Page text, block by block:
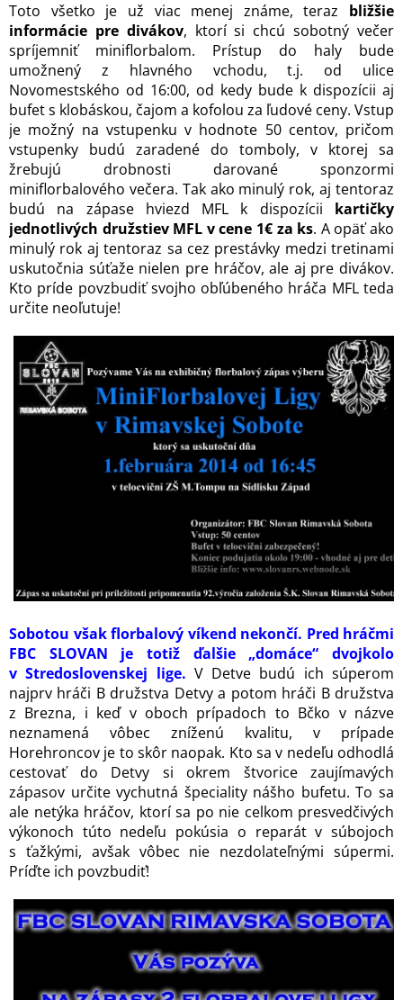
Toto všetko je už viac menej známe, teraz bližšie
informácie pre divákov, ktorí si chcú sobotný večer
spríjemniť miniflorbalom. Prístup do haly bude
umožnený z hlavného vchodu, t.j. od ulice
Novomestského od 16:00, od kedy bude k dispozícii aj
bufet s klobáskou, čajom a kofolou za ľudové ceny. Vstup
je možný na vstupenku v hodnote 50 centov, pričom
vstupenky budú zaradené do tomboly, v ktorej sa
žrebujú drobnosti darované sponzormi
miniflorbalového večera. Tak ako minulý rok, aj tentoraz
budú na zápase hviezd MFL k dispozícii kartičky
jednotlivých družstiev MFL v cene 1€ za ks. A opäť ako
minulý rok aj tentoraz sa cez prestávky medzi tretinami
uskutočnia súťaže nielen pre hráčov, ale aj pre divákov.
Kto príde povzbudiť svojho obľúbeného hráča MFL teda
určite neoľutuje!
Sobotou však florbalový víkend nekončí. Pred hráčmi
FBC SLOVAN je totiž ďalšie „domáce“ dvojkolo
v Stredoslovenskej lige. V Detve budú ich súperom
najprv hráči B družstva Detvy a potom hráči B družstva
z Brezna, i keď v oboch prípadoch to Bčko v názve
neznamená vôbec zníženú kvalitu, v prípade
Horehroncov je to skôr naopak. Kto sa v nedeľu odhodlá
cestovať do Detvy si okrem štvorice zaujímavých
zápasov určite vychutná špeciality nášho bufetu. To sa
ale netýka hráčov, ktorí sa po nie celkom presvedčivých
výkonoch túto nedeľu pokúsia o reparát v súbojoch
s ťažkými, avšak vôbec nie nezdolateľnými súpermi.
Príďte ich povzbudiť!